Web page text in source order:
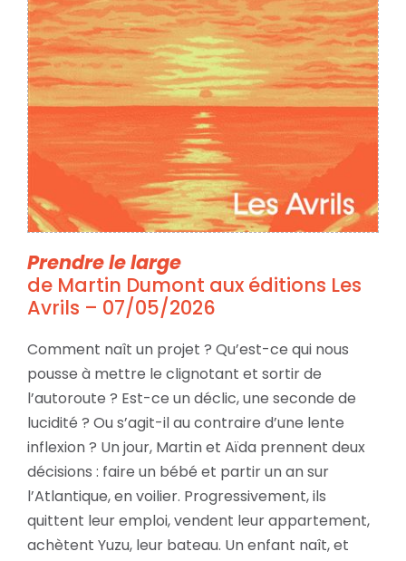
Prendre le large
de Martin Dumont aux éditions Les
Avrils – 07/05/2026
Comment naît un projet ? Qu’est-ce qui nous
pousse à mettre le clignotant et sortir de
l’autoroute ? Est-ce un déclic, une seconde de
lucidité ? Ou s’agit-il au contraire d’une lente
inflexion ? Un jour, Martin et Aïda prennent deux
décisions : faire un bébé et partir un an sur
l’Atlantique, en voilier. Progressivement, ils
quittent leur emploi, vendent leur appartement,
achètent Yuzu, leur bateau. Un enfant naît, et